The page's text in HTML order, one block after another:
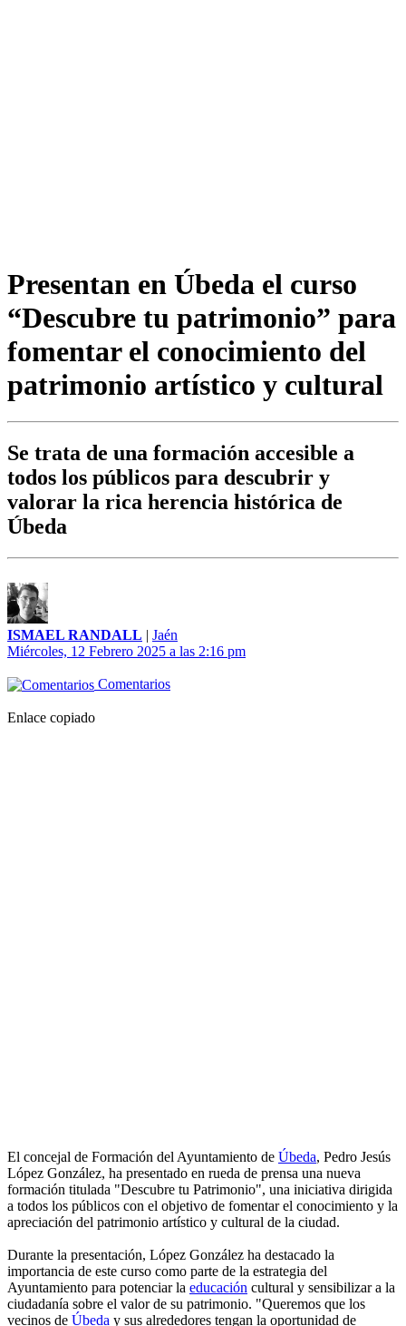
Presentan en Úbeda el curso
“Descubre tu patrimonio” para
fomentar el conocimiento del
patrimonio artístico y cultural
Se trata de una formación accesible a
todos los públicos para descubrir y
valorar la rica herencia histórica de
Úbeda
ISMAEL RANDALL | Jaén
Miércoles, 12 Febrero 2025 a las 2:16 pm
Comentarios
Enlace copiado
El concejal de Formación del Ayuntamiento de Úbeda, Pedro Jesús
López González, ha presentado en rueda de prensa una nueva
formación titulada "Descubre tu Patrimonio", una iniciativa dirigida
a todos los públicos con el objetivo de fomentar el conocimiento y la
apreciación del patrimonio artístico y cultural de la ciudad.
Durante la presentación, López González ha destacado la
importancia de este curso como parte de la estrategia del
Ayuntamiento para potenciar la educación cultural y sensibilizar a la
ciudadanía sobre el valor de su patrimonio. "Queremos que los
vecinos de Úbeda y sus alrededores tengan la oportunidad de